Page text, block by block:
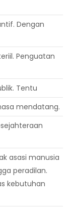
Dengan
Penguatan
Tentu
mendatang.
asasi manusia
peradilan.
kebutuhan